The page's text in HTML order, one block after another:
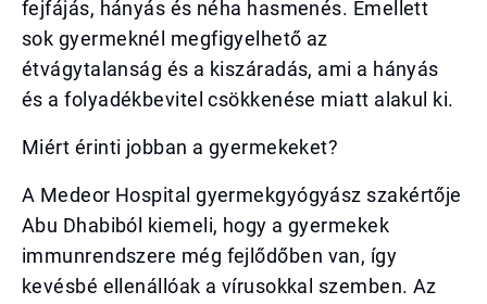
fejfájás, hányás és néha hasmenés. Emellett
sok gyermeknél megfigyelhető az
étvágytalanság és a kiszáradás, ami a hányás
és a folyadékbevitel csökkenése miatt alakul ki.
Miért érinti jobban a gyermekeket?
A Medeor Hospital gyermekgyógyász szakértője
Abu Dhabiból kiemeli, hogy a gyermekek
immunrendszere még fejlődőben van, így
kevésbé ellenállóak a vírusokkal szemben. Az